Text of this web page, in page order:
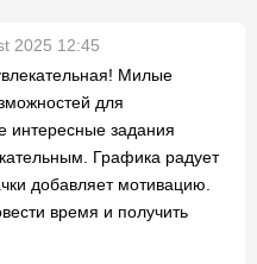
2025 12:45
Милые
для
интересные задания
Графика радует
добавляет мотивацию.
время и получить